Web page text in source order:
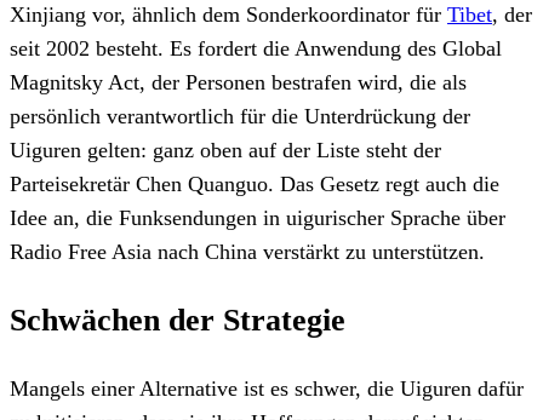
Xinjiang vor, ähnlich dem Sonderkoordinator für Tibet, der
seit 2002 besteht. Es fordert die Anwendung des Global
Magnitsky Act, der Personen bestrafen wird, die als
persönlich verantwortlich für die Unterdrückung der
Uiguren gelten: ganz oben auf der Liste steht der
Parteisekretär Chen Quanguo. Das Gesetz regt auch die
Idee an, die Funksendungen in uigurischer Sprache über
Radio Free Asia nach China verstärkt zu unterstützen.
Schwächen der Strategie
Mangels einer Alternative ist es schwer, die Uiguren dafür